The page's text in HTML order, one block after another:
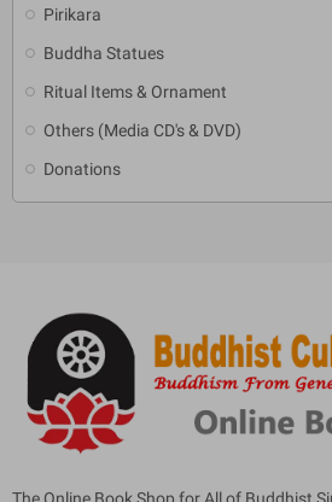
Pirikara
Buddha Statues
Ritual Items & Ornament
Others (Media CD's & DVD)
Donations